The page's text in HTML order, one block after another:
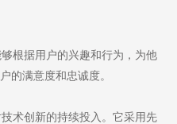
根据用户的兴趣和行为，为他
的满意度和忠诚度。
术创新的持续投入。它采用先